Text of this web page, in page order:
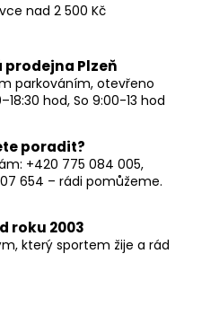
nad 2 500 Kč
prodejna Plzeň
parkováním, otevřeno
hod, So 9:00-13 hod
poradit?
+420 775 084 005,
654 – rádi pomůžeme.
roku 2003
který sportem žije a rád